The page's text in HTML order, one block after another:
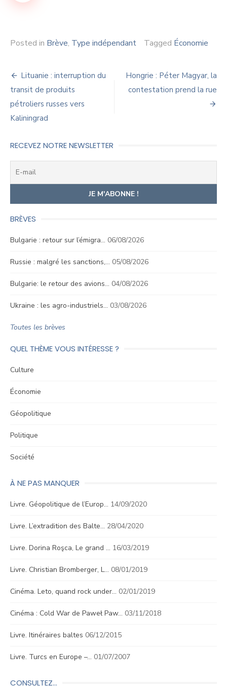
Posted in Brève, Type indépendant Tagged Économie
Navigation
de
l’article
Lituanie : interruption du
transit de produits
pétroliers russes vers
Kaliningrad
Hongrie : Péter Magyar, la
contestation prend la rue
RECEVEZ NOTRE NEWSLETTER
BRÈVES
Bulgarie : retour sur l’émigra… 06/08/2026
Russie : malgré les sanctions,… 05/08/2026
Bulgarie: le retour des avions… 04/08/2026
Ukraine : les agro-industriels… 03/08/2026
Toutes les brèves
QUEL THÈME VOUS INTÉRESSE ?
Culture
Économie
Géopolitique
Politique
Société
À NE PAS MANQUER
Livre. Géopolitique de l’Europ… 14/09/2020
Livre. L’extradition des Balte… 28/04/2020
Livre. Dorina Roşca, Le grand … 16/03/2019
Livre. Christian Bromberger, L… 08/01/2019
Cinéma. Leto, quand rock under… 02/01/2019
Cinéma : Cold War de Paweł Paw… 03/11/2018
Livre. Itinéraires baltes 06/12/2015
Livre. Turcs en Europe –… 01/07/2007
CONSULTEZ…